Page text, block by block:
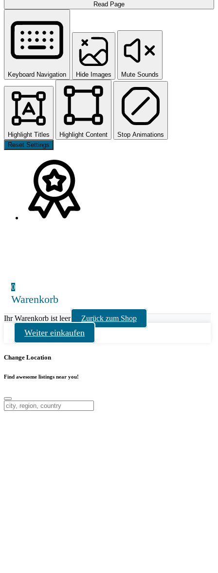
Read Page
Keyboard Navigation Hide Images Mute Sounds
Highlight Titles Highlight Content
Stop Animations
Reset Settings
0
Warenkorb
Ihr Warenkorb ist leer Zurück zum Shop
Weiter einkaufen
Change Location
Find awesome listings near you!
Change
Location